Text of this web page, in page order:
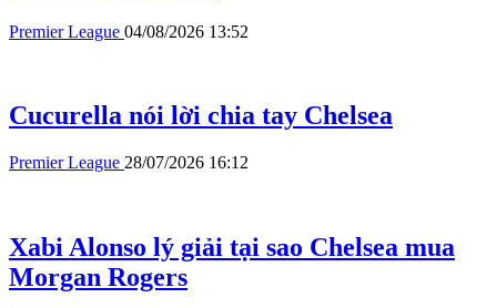
Premier League 04/08/2026 13:52
Cucurella nói lời chia tay Chelsea
Premier League 28/07/2026 16:12
Xabi Alonso lý giải tại sao Chelsea mua
Morgan Rogers